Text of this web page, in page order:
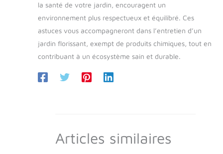
la santé de votre jardin, encouragent un
environnement plus respectueux et équilibré. Ces
astuces vous accompagneront dans l’entretien d’un
jardin florissant, exempt de produits chimiques, tout en
contribuant à un écosystème sain et durable.
Articles similaires